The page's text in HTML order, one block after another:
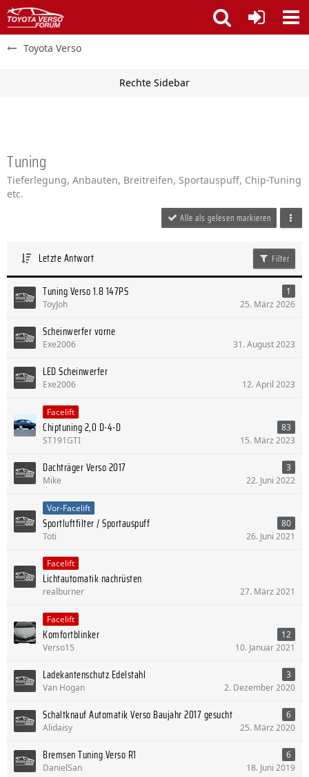
Toyota Verso
Tuning
Tieferlegung, Anbauten, Breitreifen, Sportauspuff, Chip-Tuning
etc.
Alle als gelesen markieren
Letzte Antwort Filter
Tuning Verso 1.8 147PS
1
ToyJoh
25. März 2026
Scheinwerfer vorne
Exe2006 31. August 2023
LED Scheinwerfer
Exe2006 12. April 2023
Facelift
Chiptuning 2,0 D-4-D
83
ST191GTI
15. März 2023
Dachträger Verso 2017
3
Mike
22. Juni 2022
Vor-Facelift
Sportluftfilter / Sportauspuff
80
Toti
26. Juni 2021
Facelift
Lichtautomatik nachrüsten
realburner 27. März 2021
Facelift
Komfortblinker
12
Verso15
10. Januar 2021
Ladekantenschutz Edelstahl
3
Van Hogan
2. Dezember 2020
Schaltknauf Automatik Verso Baujahr 2017 gesucht
6
Alidaisy
25. März 2020
Bremsen Tuning Verso R1
6
DanielSan
18. Juni 2019